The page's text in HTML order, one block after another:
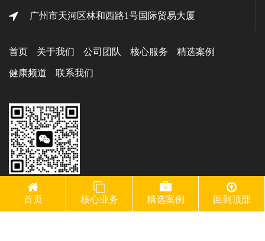
广州市天河区林和西路1号国际贸易大厦
首页 关于我们 公司团队 核心服务 精选案例
健康频道 联系我们
二维码
首页 核心业务 精选案例 回到顶部